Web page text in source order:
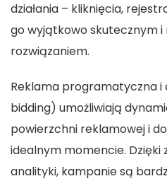
działania – kliknięcia,
go wyjątkowo skutecznym
rozwiązaniem.
Reklama programatyczna i
bidding) umożliwiają
powierzchni reklamowej i
idealnym momencie. Dzięki
analityki, kampanie są